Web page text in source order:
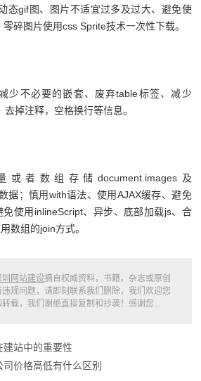
gif图、图片不适宜过多及过大、避免使
碎图片使用css Sprite技术一次性下载。
不必要的嵌套、废弃table标签、减少
掉注释，空格换行等信息。
数组存储document.images及
据；慎用with语法、使用AJAX缓存、避免
使用inlineScript、异步、底部加载js、合
数组的join方式。
圳网站建设摘自权威资料，书籍，杂志或原创
规问题，请即刻联系我们删除，我们欢迎您
载，我们谢绝直接复制和抄袭！感谢您...
建站中的重要性
价格高低有什么区别